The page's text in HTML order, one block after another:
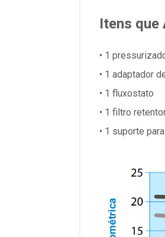
Itens que
• 1
• 1 adaptador
• 1 fluxostato
• 1 filtro
• 1 suporte